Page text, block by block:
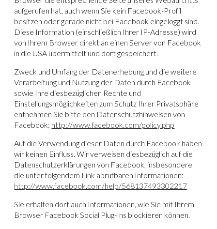
aufgerufen hat, auch wenn Sie kein Facebook-Profil
besitzen oder gerade nicht bei Facebook eingeloggt sind.
Diese Information (einschließlich Ihrer IP-Adresse) wird
von Ihrem Browser direkt an einen Server von Facebook
in die USA übermittelt und dort gespeichert.
Zweck und Umfang der Datenerhebung und die weitere
Verarbeitung und Nutzung der Daten durch Facebook
sowie Ihre diesbezüglichen Rechte und
Einstellungsmöglichkeiten zum Schutz Ihrer Privatsphäre
entnehmen Sie bitte den Datenschutzhinweisen von
Facebook: http://www.facebook.com/policy.php
Auf die Verwendung dieser Daten durch Facebook haben
wir keinen Einfluss. Wir verweisen diesbezüglich auf die
Datenschutzerklärungen von Facebook, insbesondere
die unter folgendem Link abrufbaren Informationen:
http://www.facebook.com/help/568137493302217
Sie erhalten dort auch Informationen, wie Sie mit Ihrem
Browser Facebook Social Plug-Ins blockieren können.